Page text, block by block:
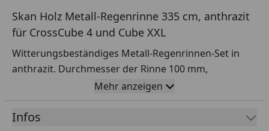
Skan Holz Metall-Regenrinne 335 cm, anthrazit
für CrossCube 4 und Cube XXL
Witterungsbeständiges Metall-Regenrinnen-Set in
anthrazit. Durchmesser der Rinne 100 mm,
Durchmesser des Fallrohrs 75 mm. Dieses Komplett-
Set beinhaltet Rinne, Fallrohr, Ablaufrohrbogen,
Verbindungselemente, Rohrschellen,
Mehr anzeigen
Infos